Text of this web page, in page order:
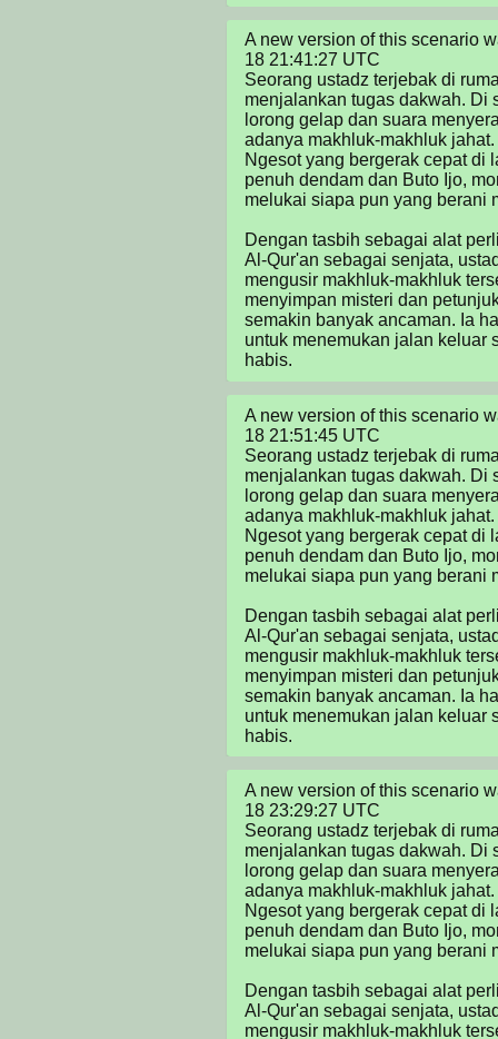
A new version of this scenario
18 21:41:27 UTC
Seorang ustadz terjebak di
menjalankan tugas dakwah. Di
lorong gelap dan suara
adanya makhluk-makhluk
Ngesot yang bergerak cepat di
penuh dendam dan Buto Ijo,
melukai siapa pun yang berani
Dengan tasbih sebagai alat
Al-Qur'an sebagai senjata,
mengusir makhluk-makhluk
menyimpan misteri dan
semakin banyak ancaman. Ia
untuk menemukan jalan keluar
habis.
A new version of this scenario
18 21:51:45 UTC
Seorang ustadz terjebak di
menjalankan tugas dakwah. Di
lorong gelap dan suara
adanya makhluk-makhluk
Ngesot yang bergerak cepat di
penuh dendam dan Buto Ijo,
melukai siapa pun yang berani
Dengan tasbih sebagai alat
Al-Qur'an sebagai senjata,
mengusir makhluk-makhluk
menyimpan misteri dan
semakin banyak ancaman. Ia
untuk menemukan jalan keluar
habis.
A new version of this scenario
18 23:29:27 UTC
Seorang ustadz terjebak di
menjalankan tugas dakwah. Di
lorong gelap dan suara
adanya makhluk-makhluk
Ngesot yang bergerak cepat di
penuh dendam dan Buto Ijo,
melukai siapa pun yang berani
Dengan tasbih sebagai alat
Al-Qur'an sebagai senjata,
mengusir makhluk-makhluk